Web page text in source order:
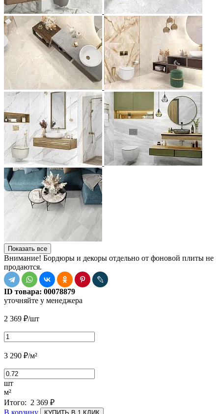
Показать все
Внимание! Бордюры и декоры отдельно от фоновой плиты не
продаются.
ID товара: 00078879
уточняйте у менеджера
2 369 ₽/шт
3 290 ₽/м²
шт
м²
Итого: 2 369 ₽
В корзину